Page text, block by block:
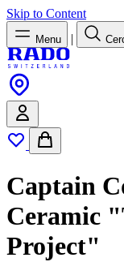
Skip to Content
Menu |
Captain
Ceramic
Project"